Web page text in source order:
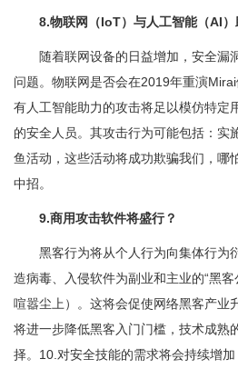
8.物联网（IoT）与人工智能（AI）
随着联网设备的日益增加，安全漏
问题。物联网是否会在2019年重演
有人工智能助力的攻击将足以模仿特定
的安全人员。其攻击行为可能包括：实
鱼活动，这些活动将成功欺骗我们，哪
中招。
9.商用攻击软件将盛行？
黑客行为将从个人行为向集体行为
造病毒、入侵软件为副业和主业的“黑
喧嚣尘上）。这将会促使网络黑客产业
将进一步降低黑客入门门槛，技术成熟
择。10.对安全技能的需求将会持续增加